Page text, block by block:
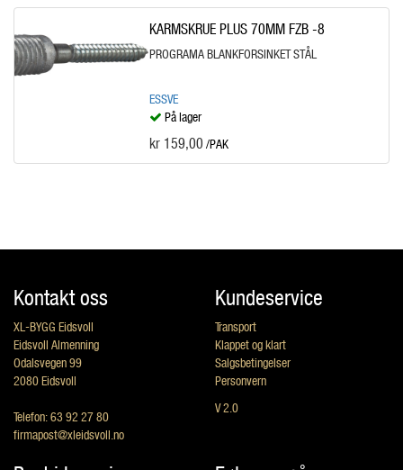
KARMSKRUE PLUS 70MM FZB -8
PROGRAMA BLANKFORSINKET STÅL
ESSVE
På lager
kr 159,00 /PAK
Kontakt oss
XL-BYGG Eidsvoll
Eidsvoll Almenning
Odalsvegen 99
2080 Eidsvoll
Telefon: 63 92 27 80
firmapost@xleidsvoll.no
Kundeservice
Transport
Klappet og klart
Salgsbetingelser
Personvern
V 2.0